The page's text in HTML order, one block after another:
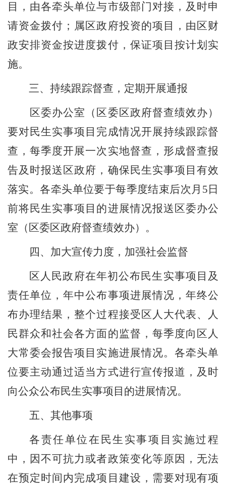
目，由各牵头单位与市级部门对接，及时申
请资金拨付；属区政府投资的项目， 由 区财
政安排资金按进度拨付，保证项目按计划实
施。
三、 持续跟踪督查，定期开展通报
区委办公室
（区委区政府督查绩效办）
要对民生实事项目 完成情况开展持续跟踪督
查，每季度开展一次实地督查 ，形成督查报
告及时报送区政府 ，确保 民生实事项目 有效
落实。各牵头单位要于每季度结束后次月 5 日
前将 民生实事项目 的进展情况报送 区委办公
室 （区委区政府督查绩效办）。
四、 加大宣传力度，加强社会监督
区 人民政府在年初公布 民生实事项目 及
责任单位，年中公布事项进展情况，年终公
布办理结果，整个过程接受 区人大代表、人
民群众和社会各方面的监督 ，每季度向区人
大常委会报告项目实施进展情况。各牵头单
位要主动通过适当方式进行宣传报道， 及时
向公众公布民生实事项目 的进展情况。
五、 其他事项
各责任单位 在民生实事项目实施过程
中，因不可抗力或者政策变化等原因，无法
在预定时间内完成项目建设，需要对现有项